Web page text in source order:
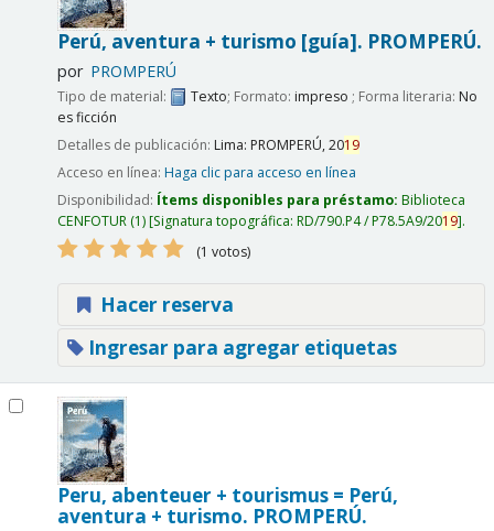
Perú, aventura + turismo [guía]. PROMPERÚ.
por PROMPERÚ
Tipo de material: Texto; Formato: impreso ; Forma literaria: No
es ficción
Detalles de publicación: Lima: PROMPERÚ,2019
Acceso en línea: Haga clic para acceso en línea
Disponibilidad: Ítems disponibles para préstamo: Biblioteca
CENFOTUR(1) Signatura topográfica: RD/790.P4 / P78.5A9/2019 .
(1 votos)
Hacer reserva
Ingresar para agregar etiquetas
Peru, abenteuer + tourismus = Perú,
aventura + turismo. PROMPERÚ.